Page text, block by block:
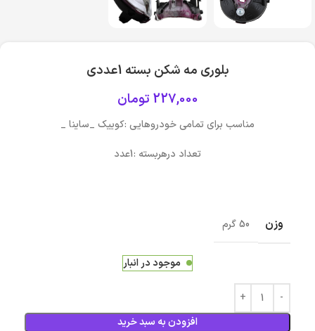
بلوری مه شکن بسته 1عددی
227,000 تومان
مناسب برای تمامی خودروهایی :کوییک _ساینا _
تعداد درهربسته :1عدد
وزن 50 گرم
موجود در انبار
افزودن به سبد خرید